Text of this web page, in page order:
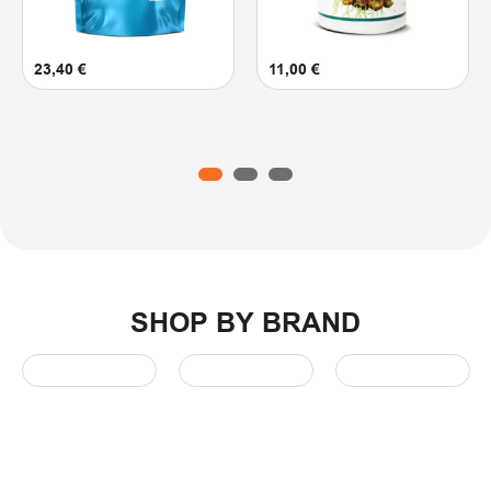
23,40 € 11,00 €
3
SHOP BY BRAND